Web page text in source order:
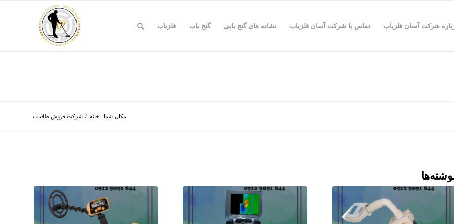
شرکت آسان فلزیاب تماس با شرکت آسان فلزیاب نشانه های گنج یابی گنج یاب فلزیاب
مکان شما: خانه / شرکت فروش طلایاب